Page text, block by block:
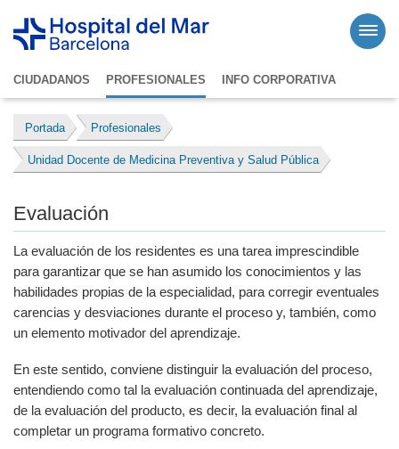
CIUDADANOS PROFESIONALES INFO CORPORATIVA
Portada Profesionales
Unidad Docente de Medicina Preventiva y Salud Pública
Evaluación
La evaluación de los residentes es una tarea imprescindible
para garantizar que se han asumido los conocimientos y las
habilidades propias de la especialidad, para corregir eventuales
carencias y desviaciones durante el proceso y, también, como
un elemento motivador del aprendizaje.
En este sentido, conviene distinguir la evaluación del proceso,
entendiendo como tal la evaluación continuada del aprendizaje,
de la evaluación del producto, es decir, la evaluación final al
completar un programa formativo concreto.